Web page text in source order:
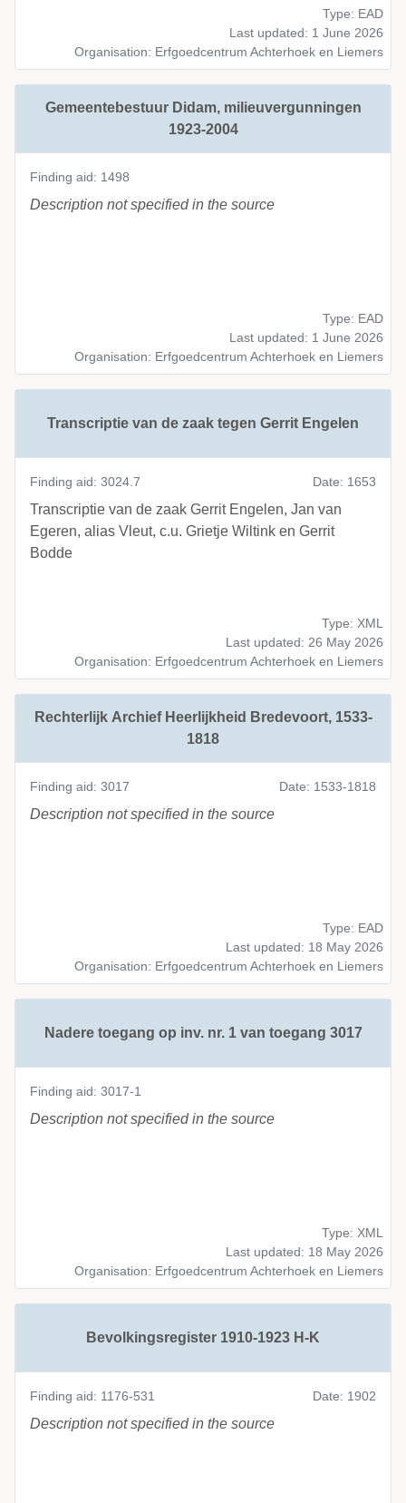
Type: EAD
Last updated: 1 June 2026
Organisation: Erfgoedcentrum Achterhoek en Liemers
Gemeentebestuur Didam, milieuvergunningen
1923-2004
Finding aid: 1498
Description not specified in the source
Type: EAD
Last updated: 1 June 2026
Organisation: Erfgoedcentrum Achterhoek en Liemers
Transcriptie van de zaak tegen Gerrit Engelen
Finding aid: 3024.7 Date: 1653
Transcriptie van de zaak Gerrit Engelen, Jan van
Egeren, alias Vleut, c.u. Grietje Wiltink en Gerrit
Bodde
Type: XML
Last updated: 26 May 2026
Organisation: Erfgoedcentrum Achterhoek en Liemers
Rechterlijk Archief Heerlijkheid Bredevoort, 1533-
1818
Finding aid: 3017 Date: 1533-1818
Description not specified in the source
Type: EAD
Last updated: 18 May 2026
Organisation: Erfgoedcentrum Achterhoek en Liemers
Nadere toegang op inv. nr. 1 van toegang 3017
Finding aid: 3017-1
Description not specified in the source
Type: XML
Last updated: 18 May 2026
Organisation: Erfgoedcentrum Achterhoek en Liemers
Bevolkingsregister 1910-1923 H-K
Finding aid: 1176-531 Date: 1902
Description not specified in the source